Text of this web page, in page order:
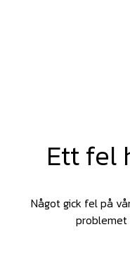
Ett fel
Något gick fel på
problemet